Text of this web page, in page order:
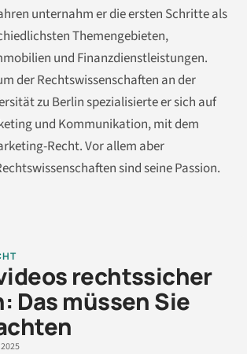
unternahm er die ersten Schritte als
Themengebieten,
und Finanzdienstleistungen.
der Rechtswissenschaften an der
zu Berlin spezialisierte er sich auf
und Kommunikation, mit dem
Recht. Vor allem aber
sind seine Passion.
rechtssicher
Das müssen Sie